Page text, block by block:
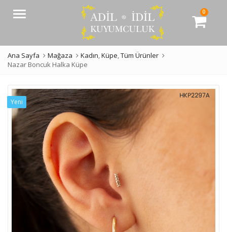
Menü 0
Ana Sayfa Mağaza Kadın,Küpe,Tüm Ürünler
Nazar Boncuk Halka Küpe
Yeni